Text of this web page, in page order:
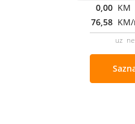
0,00 KM
76,58
uz